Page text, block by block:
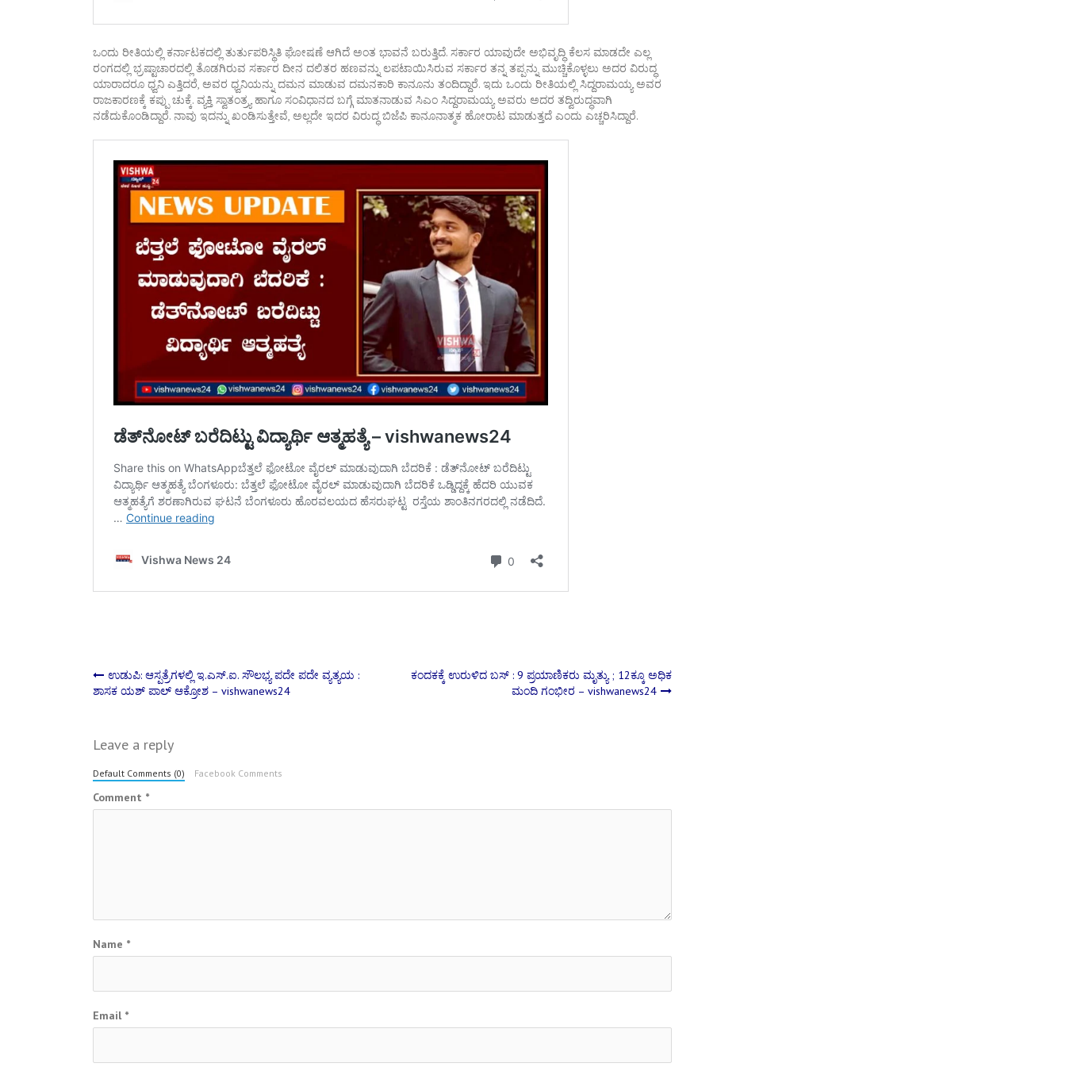
ಒಂದು ರೀತಿಯಲ್ಲಿ ಕರ್ನಾಟಕದಲ್ಲಿ ತುರ್ತುಪರಿಸ್ಥಿತಿ ಘೋಷಣೆ ಆಗಿದೆ ಅಂತ ಭಾವನೆ ಬರುತ್ತಿದೆ. ಸರ್ಕಾರ ಯಾವುದೇ ಅಭಿವೃದ್ಧಿ ಕೆಲಸ ಮಾಡದೇ ಎಲ್ಲ
ರಂಗದಲ್ಲಿ ಭ್ರಷ್ಟಾಚಾರದಲ್ಲಿ ತೊಡಗಿರುವ ಸರ್ಕಾರ ದೀನ ದಲಿತರ ಹಣವನ್ನು ಲಪಟಾಯಿಸಿರುವ ಸರ್ಕಾರ ತನ್ನ ತಪ್ಪನ್ನು ಮುಚ್ಚಿಕೊಳ್ಳಲು ಅದರ ವಿರುದ್ಧ
ಯಾರಾದರೂ ಧ್ವನಿ ಎತ್ತಿದರೆ, ಅವರ ಧ್ವನಿಯನ್ನು ದಮನ ಮಾಡುವ ದಮನಕಾರಿ ಕಾನೂನು ತಂದಿದ್ದಾರೆ. ಇದು ಒಂದು ರೀತಿಯಲ್ಲಿ ಸಿದ್ದರಾಮಯ್ಯ ಅವರ
ರಾಜಕಾರಣಕ್ಕೆ ಕಪ್ಪು ಚುಕ್ಕೆ. ವ್ಯಕ್ತಿ ಸ್ವಾತಂತ್ರ‍್ಯ ಹಾಗೂ ಸಂವಿಧಾನದ ಬಗ್ಗೆ ಮಾತನಾಡುವ ಸಿಎಂ ಸಿದ್ದರಾಮಯ್ಯ ಅವರು ಅದರ ತದ್ವಿರುದ್ಧವಾಗಿ
ನಡೆದುಕೊಂಡಿದ್ದಾರೆ. ನಾವು ಇದನ್ನು ಖಂಡಿಸುತ್ತೇವೆ, ಅಲ್ಲದೇ ಇದರ ವಿರುದ್ಧ ಬಿಜೆಪಿ ಕಾನೂನಾತ್ಮಕ ಹೋರಾಟ ಮಾಡುತ್ತದೆ ಎಂದು ಎಚ್ಚರಿಸಿದ್ದಾರೆ.
Post
ಉಡುಪಿ: ಆಸ್ಪತ್ರೆಗಳಲ್ಲಿ ಇ.ಎಸ್.ಐ. ಸೌಲಭ್ಯ ಪದೇ ಪದೇ ವ್ಯತ್ಯಯ :
ಶಾಸಕ ಯಶ್ ಪಾಲ್ ಆಕ್ರೋಶ – vishwanews24
ಕಂದಕಕ್ಕೆ ಉರುಳಿದ ಬಸ್ : 9 ಪ್ರಯಾಣಿಕರು ಮೃತ್ಯು ; 12ಕ್ಕೂ ಅಧಿಕ
ಮಂದಿ ಗಂಭೀರ – vishwanews24
Leave a reply
Default Comments (0) Facebook Comments
Comment *
Name *
Email *